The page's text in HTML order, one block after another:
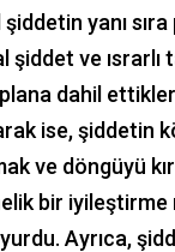
yanı
şiddet ve ısrarlı
dahil
ise, şiddetin
ve döngüyü
bir iyileştirme
Ayrıca,